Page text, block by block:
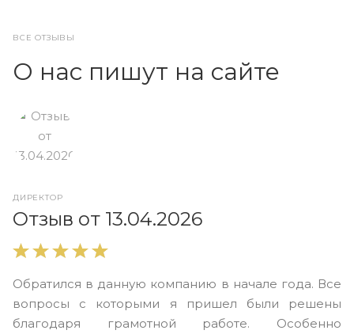
ВСЕ ОТЗЫВЫ
О нас пишут на сайте
ДИРЕКТОР
Отзыв от 13.04.2026
Обратился в данную компанию в начале года. Все
вопросы с которыми я пришел были решены
благодаря грамотной работе. Особенно